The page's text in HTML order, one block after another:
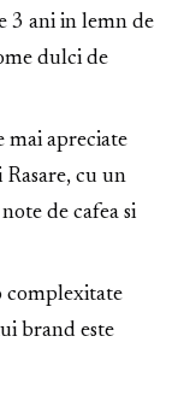
3 ani in lemn de
dulci de
apreciate
cu un
de cafea si
complexitate
brand este